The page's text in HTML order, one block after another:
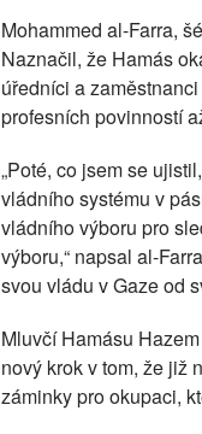
Mohammed al-Farra,
Naznačil, že Hamás
úředníci a
profesních povinností
„Poté, co jsem se
vládního systému v
vládního výboru pro
výboru,“ napsal al-
svou vládu v Gaze od
Mluvčí Hamásu
nový krok v tom, že již
záminky pro okupaci,